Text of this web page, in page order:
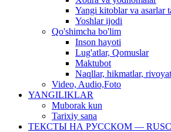
Yangi kitoblar va asarlar
Yoshlar ijodi
Qo'shimcha bo'lim
Inson hayoti
Lug'atlar, Qomuslar
Maktubot
Naqllar, hikmatlar,
Video, Audio,Foto
YANGILIKLAR
Muborak kun
Tarixiy sana
ТЕКСТЫ НА РУССКОМ —